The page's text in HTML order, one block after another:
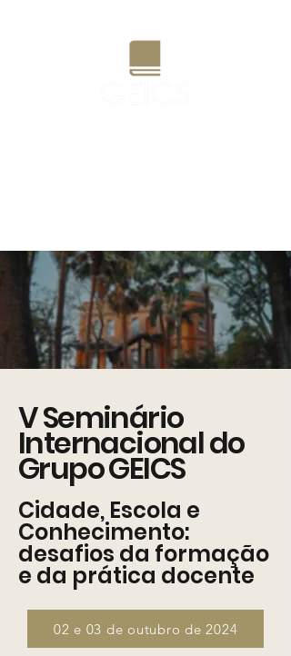
V Seminário
Internacional do
Grupo GEICS
Cidade, Escola e
Conhecimento:
desafios da formação
e da prática docente
02 e 03 de outubro de 2024